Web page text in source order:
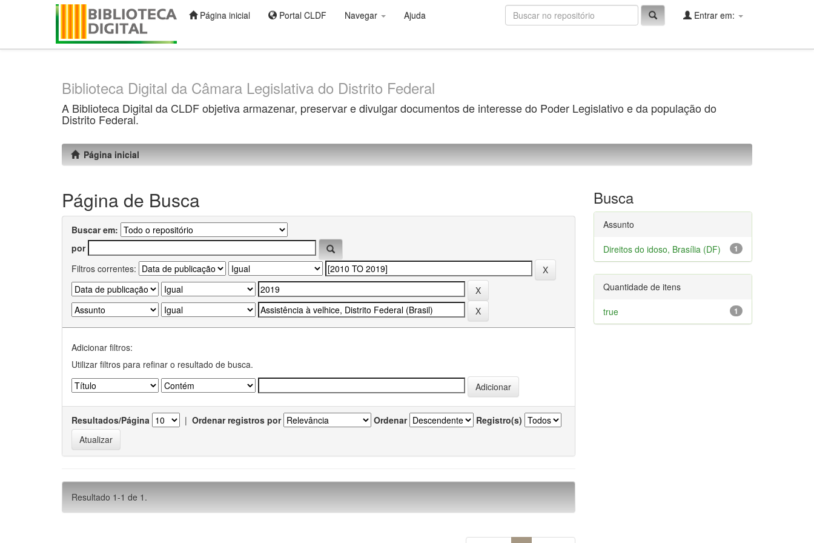
Página inicial Portal CLDF Navegar Ajuda Entrar em:
Biblioteca Digital da Câmara Legislativa do Distrito Federal
A Biblioteca Digital da CLDF objetiva armazenar, preservar e divulgar documentos de interesse do Poder Legislativo e da população do
Distrito Federal.
Página inicial
Página de Busca
Buscar em:
por
Filtros correntes:
Adicionar filtros:
Utilizar filtros para refinar o resultado de busca.
Resultados/Página | Ordenar registros por Ordenar Registro(s)
Resultado 1-1 de 1.
Busca
Assunto
1
Direitos do idoso, Brasília (DF)
Quantidade de itens
1
true